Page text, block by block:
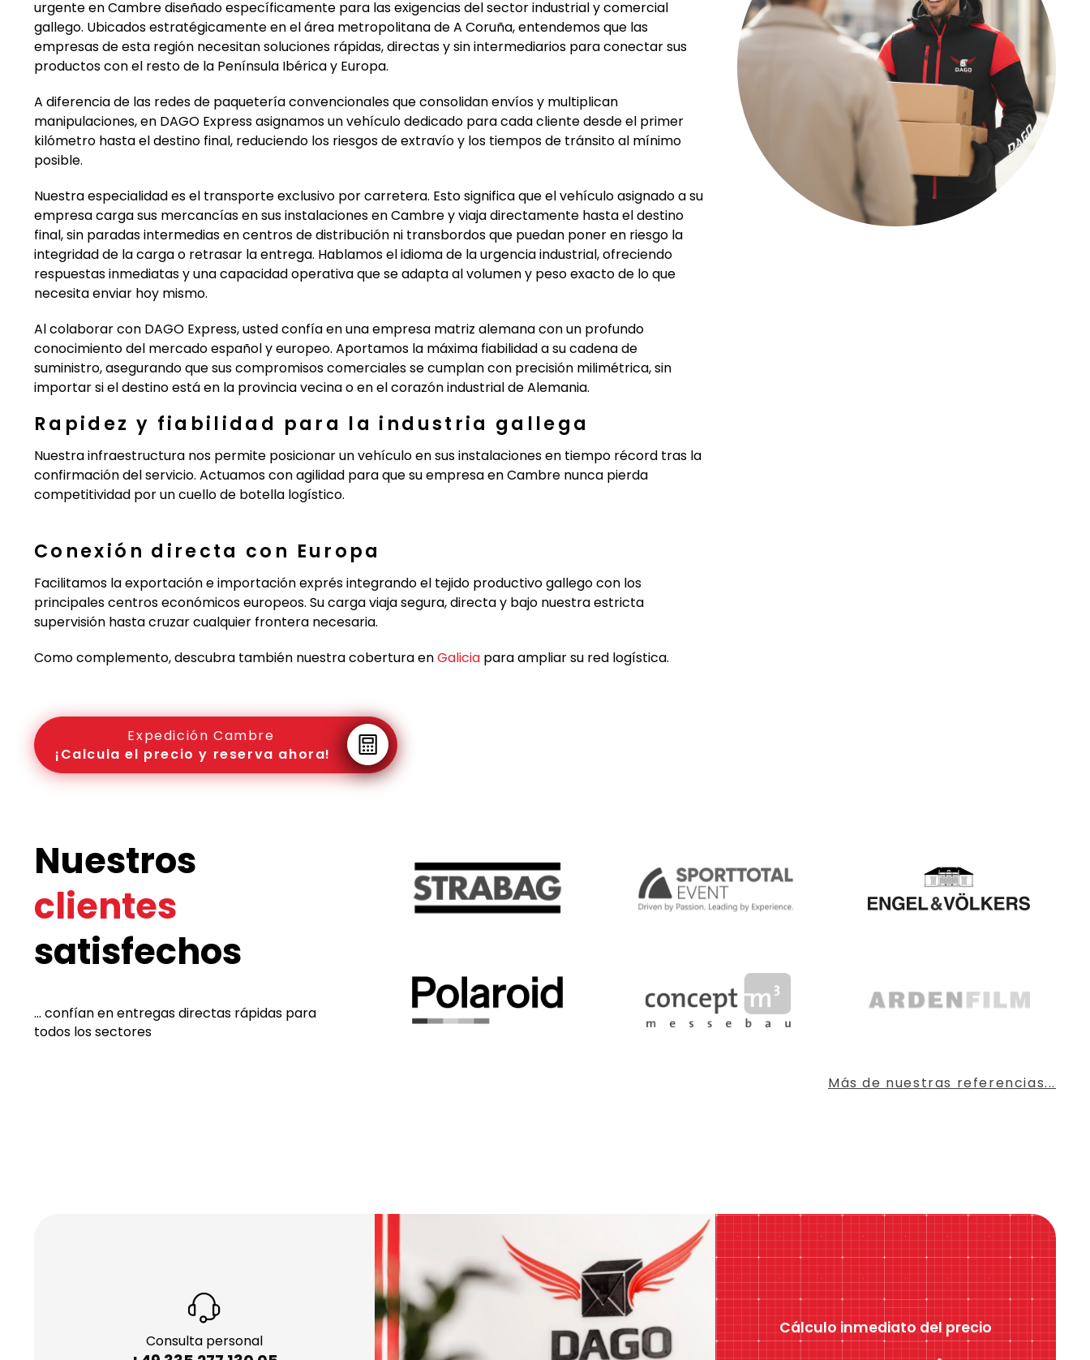
urgente en Cambre diseñado específicamente para las exigencias del sector industrial y comercial
gallego. Ubicados estratégicamente en el área metropolitana de A Coruña, entendemos que las
empresas de esta región necesitan soluciones rápidas, directas y sin intermediarios para conectar sus
productos con el resto de la Península Ibérica y Europa.
A diferencia de las redes de paquetería convencionales que consolidan envíos y multiplican
manipulaciones, en DAGO Express asignamos un vehículo dedicado para cada cliente desde el primer
kilómetro hasta el destino final, reduciendo los riesgos de extravío y los tiempos de tránsito al mínimo
posible.
Nuestra especialidad es el transporte exclusivo por carretera. Esto significa que el vehículo asignado a su
empresa carga sus mercancías en sus instalaciones en Cambre y viaja directamente hasta el destino
final, sin paradas intermedias en centros de distribución ni transbordos que puedan poner en riesgo la
integridad de la carga o retrasar la entrega. Hablamos el idioma de la urgencia industrial, ofreciendo
respuestas inmediatas y una capacidad operativa que se adapta al volumen y peso exacto de lo que
necesita enviar hoy mismo.
Al colaborar con DAGO Express, usted confía en una empresa matriz alemana con un profundo
conocimiento del mercado español y europeo. Aportamos la máxima fiabilidad a su cadena de
suministro, asegurando que sus compromisos comerciales se cumplan con precisión milimétrica, sin
importar si el destino está en la provincia vecina o en el corazón industrial de Alemania.
Rapidez y fiabilidad para la industria gallega
Nuestra infraestructura nos permite posicionar un vehículo en sus instalaciones en tiempo récord tras la
confirmación del servicio. Actuamos con agilidad para que su empresa en Cambre nunca pierda
competitividad por un cuello de botella logístico.
Conexión directa con Europa
Facilitamos la exportación e importación exprés integrando el tejido productivo gallego con los
principales centros económicos europeos. Su carga viaja segura, directa y bajo nuestra estricta
supervisión hasta cruzar cualquier frontera necesaria.
Como complemento, descubra también nuestra cobertura enGalicia para ampliar su red logística.
Expedición Cambre
¡Calcula el precio y reserva ahora!
Nuestros
clientes
satisfechos
... confían en entregas directas rápidas para
todos los sectores
Más de nuestras referencias...
Consulta personal
Cálculo inmediato del precio